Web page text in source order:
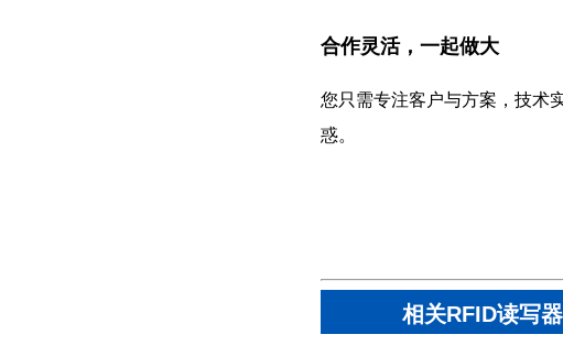
合作灵活，一起做大
您只需专注客户与方案，技术
惑。
相关RFID读写